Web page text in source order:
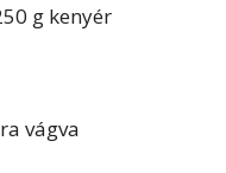
g kenyér
vágva